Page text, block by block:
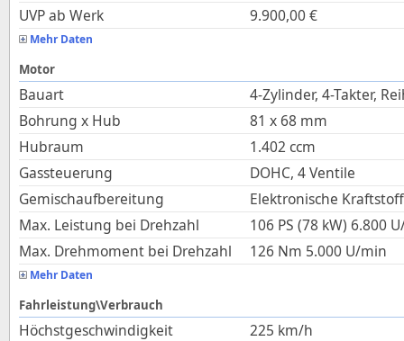
UVP ab Werk
9.900,00€
Mehr Daten
Motor
Bauart
4-Zylinder, 4-Takter,
Bohrung x Hub
81 x 68 mm
Hubraum
1.402 ccm
Gassteuerung
DOHC, 4 Ventile
Gemischaufbereitung
Elektronische
Max. Leistung bei Drehzahl
106 PS (78 kW) 6.800
Max. Drehmoment bei Drehzahl
126 Nm 5.000 U/min
Mehr Daten
Fahrleistung\Verbrauch
Höchstgeschwindigkeit 225 km/h